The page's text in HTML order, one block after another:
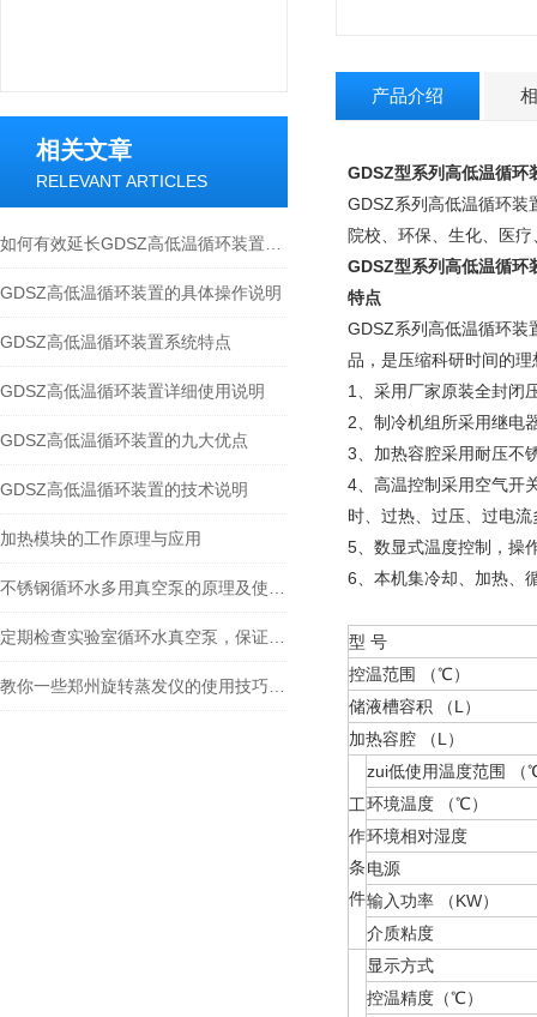
相关文章
RELEVANT ARTICLES
GDSZ高低温循环装置的具体操作说明
GDSZ高低温循环装置系统特点
GDSZ高低温循环装置详细使用说明
GDSZ高低温循环装置的九大优点
GDSZ高低温循环装置的技术说明
加热模块的工作原理与应用
产品介绍
GDSZ型系列高低温循环
GDSZ系列高低温循环装
院校、环保、生化、医
GDSZ型系列高低温循环
特点
GDSZ系列高低温循环装
品，是压缩科研时间的理
1、采用厂家原装全封闭
2、制冷机组所采用继电
3、加热容腔采用耐压不
4、高温控制采用空气开
时、过热、过压、过电
5、数显式温度控制，操
6、本机集冷却、加热、
型 号
控温范围 （℃）
储液槽容积 （L）
加热容腔 （L）
工
作
条
件
zui低使用温度范围 （
环境温度 （℃）
环境相对湿度
电源
输入功率 （KW）
介质粘度
显示方式
控温精度（℃）